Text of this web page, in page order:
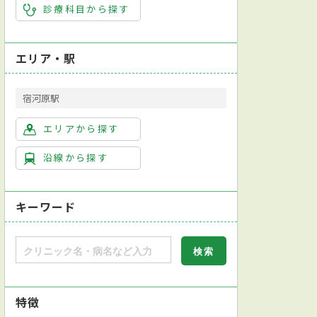
診療科目から探す
エリア・駅
宿河原駅
エリアから探す
沿線から探す
キーワード
特徴